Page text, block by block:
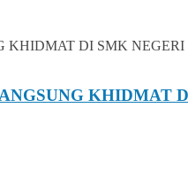
KHIDMAT